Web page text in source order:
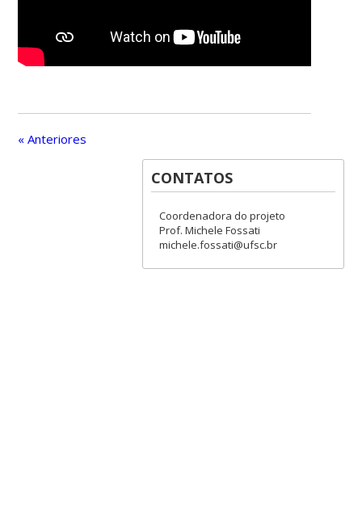
« Anteriores
CONTATOS
Coordenadora do projeto
Prof. Michele Fossati
michele.fossati@ufsc.br